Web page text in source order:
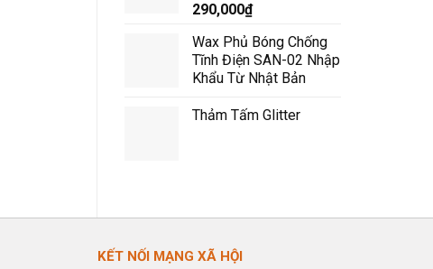
290,000₫
Wax Phủ Bóng Chống
Tĩnh Điện SAN-02 Nhập
Khẩu Từ Nhật Bản
Thảm Tấm Glitter
KẾT NỐI MẠNG XÃ HỘI